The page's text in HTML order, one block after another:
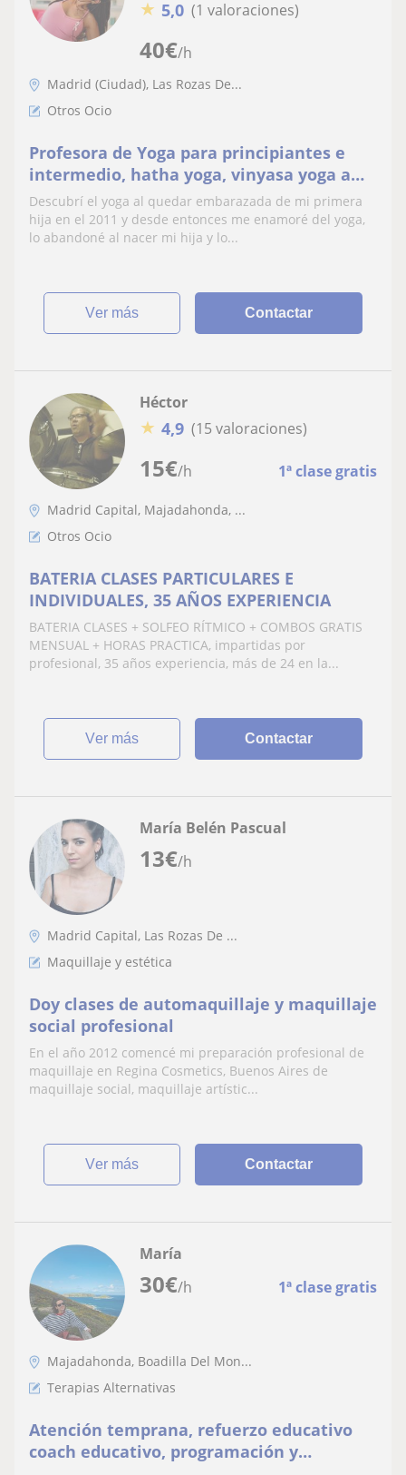
40€/h
★ 5,0 (1 valoraciones)
Madrid (Ciudad), Las Rozas De...
Otros Ocio
Profesora de Yoga para principiantes e
intermedio, hatha yoga, vinyasa yoga a
domicilio.
Descubrí el yoga al quedar embarazada de mi primera
hija en el 2011 y desde entonces me enamoré del yoga,
lo abandoné al nacer mi hija y lo...
ver más Contactar
15€/h 1ª clase gratis
Héctor
★ 4,9 (15 valoraciones)
Madrid Capital, Majadahonda, ...
Otros Ocio
BATERIA CLASES PARTICULARES E
INDIVIDUALES, 35 AÑOS EXPERIENCIA
BATERIA CLASES + SOLFEO RÍTMICO + COMBOS GRATIS
MENSUAL + HORAS PRACTICA, impartidas por
profesional, 35 años experiencia, más de 24 en la...
ver más Contactar
13€/h
María Belén Pascual
Madrid Capital, Las Rozas De ...
Maquillaje y estética
Doy clases de automaquillaje y maquillaje
social profesional
En el año 2012 comencé mi preparación profesional de
maquillaje en Regina Cosmetics, Buenos Aires de
maquillaje social, maquillaje artístic...
ver más Contactar
30€/h 1ª clase gratis
María
Majadahonda, Boadilla Del Mon...
Terapias Alternativas
Atención temprana, refuerzo educativo
coach educativo, programación y